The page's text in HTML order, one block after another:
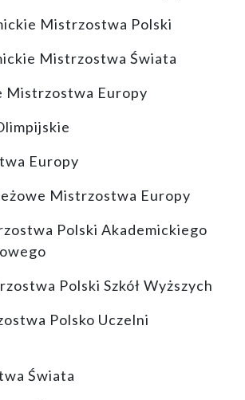
Mistrzostwa Polski
Mistrzostwa Świata
Mistrzostwa Europy
Europy
Mistrzostwa Europy
Polski Akademickiego
Polski Szkół Wyższych
Polsko Uczelni
Świata